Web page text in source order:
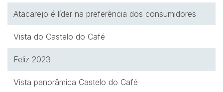
Atacarejo é líder na preferência dos consumidores
Vista do Castelo do Café
Feliz 2023
Vista panorâmica Castelo do Café